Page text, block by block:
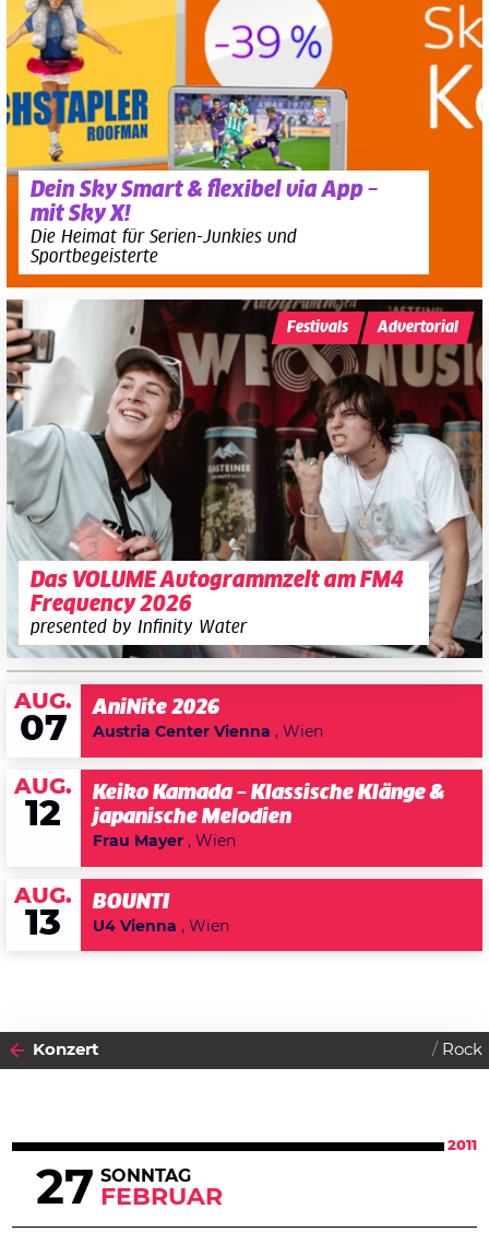
Dein Sky Smart & flexibel via App –
mit Sky X!
Die Heimat für Serien-Junkies und
Sportbegeisterte
Das VOLUME Autogrammzelt am FM4
Frequency 2026
presented by Infinity Water
Festivals Advertorial
AUG.
07
AniNite 2026
Austria Center Vienna , Wien
AUG.
12
Keiko Kamada – Klassische Klänge &
japanische Melodien
Frau Mayer , Wien
AUG.
13
BOUNTI
U4 Vienna , Wien
Konzert Rock
2011
27 SONNTAG
FEBRUAR